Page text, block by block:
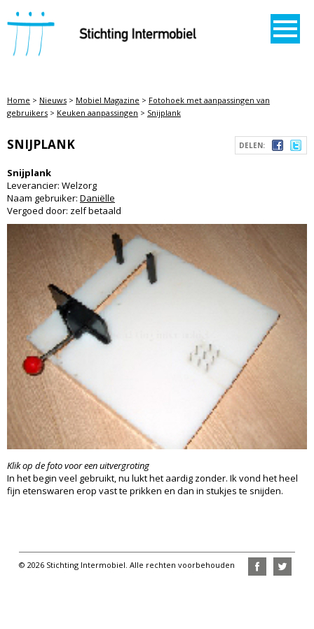
STICHTING INTERMOBIEL
Home > Nieuws > Mobiel Magazine > Fotohoek met aanpassingen van
gebruikers > Keuken aanpassingen > Snijplank
DELEN:
SNIJPLANK
Snijplank
Leverancier: Welzorg
Naam gebruiker: Daniëlle
Vergoed door: zelf betaald
Klik op de foto voor een uitvergroting
In het begin veel gebruikt, nu lukt het aardig zonder. Ik vond het heel
fijn etenswaren erop vast te prikken en dan in stukjes te snijden.
© 2026 Stichting Intermobiel. Alle rechten voorbehouden